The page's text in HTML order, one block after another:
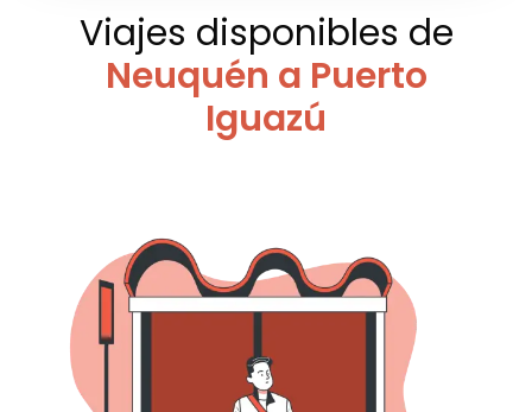
Viajes disponibles de
Neuquén a Puerto
Iguazú